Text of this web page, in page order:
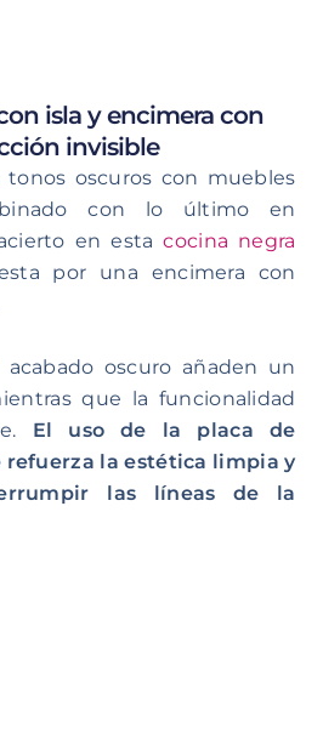
isla y encimera con
invisible
oscuros con muebles
con lo último en
en estacocina negra
por una encimera con
oscuro añaden un
que la funcionalidad
El uso de la placa de
la estética limpia y
las líneas de la